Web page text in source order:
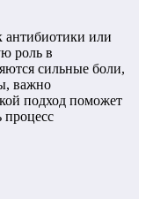
антибиотики или
роль в
сильные боли,
важно
подход поможет
процесс